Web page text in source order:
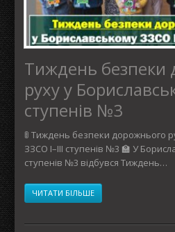
Тиждень безпеки
руху у
ступенів №3
🚦 Тиждень безпеки дорожнього
ЗЗСО І–ІІІ ступенів №3 🏫 У
ступенів №3 відбувся Тиждень…
ЧИТАТИ БІЛЬШЕ